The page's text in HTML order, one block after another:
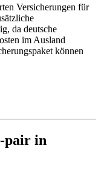
Versicherungen für
da deutsche
im Ausland
können
pair in